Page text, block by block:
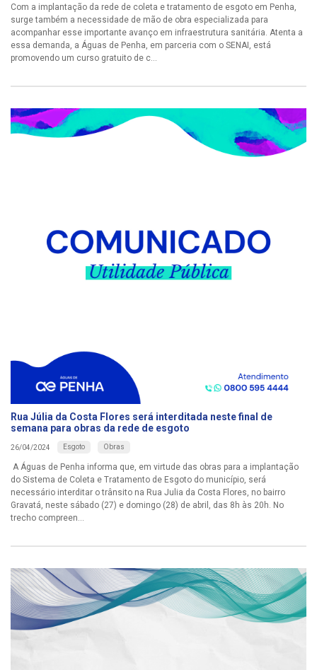
Com a implantação da rede de coleta e tratamento de esgoto em Penha,
surge também a necessidade de mão de obra especializada para
acompanhar esse importante avanço em infraestrutura sanitária. Atenta a
essa demanda, a Águas de Penha, em parceria com o SENAI, está
promovendo um curso gratuito de c...
Rua Júlia da Costa Flores será interditada neste final de
semana para obras da rede de esgoto
26/04/2024 Esgoto Obras
A Águas de Penha informa que, em virtude das obras para a implantação
do Sistema de Coleta e Tratamento de Esgoto do município, será
necessário interditar o trânsito na Rua Julia da Costa Flores, no bairro
Gravatá, neste sábado (27) e domingo (28) de abril, das 8h às 20h. No
trecho compreen...